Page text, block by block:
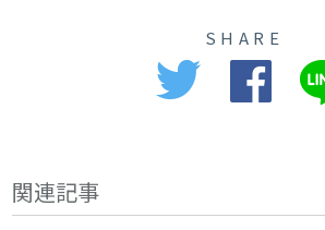
SHARE
関連記事